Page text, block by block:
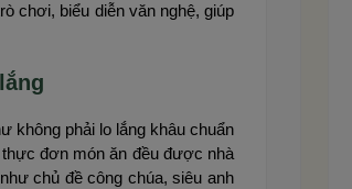
chơi, biểu diễn văn nghệ, giúp
không phải lo lắng khâu chuẩn
đơn món ăn đều được nhà
chủ đề công chúa, siêu anh